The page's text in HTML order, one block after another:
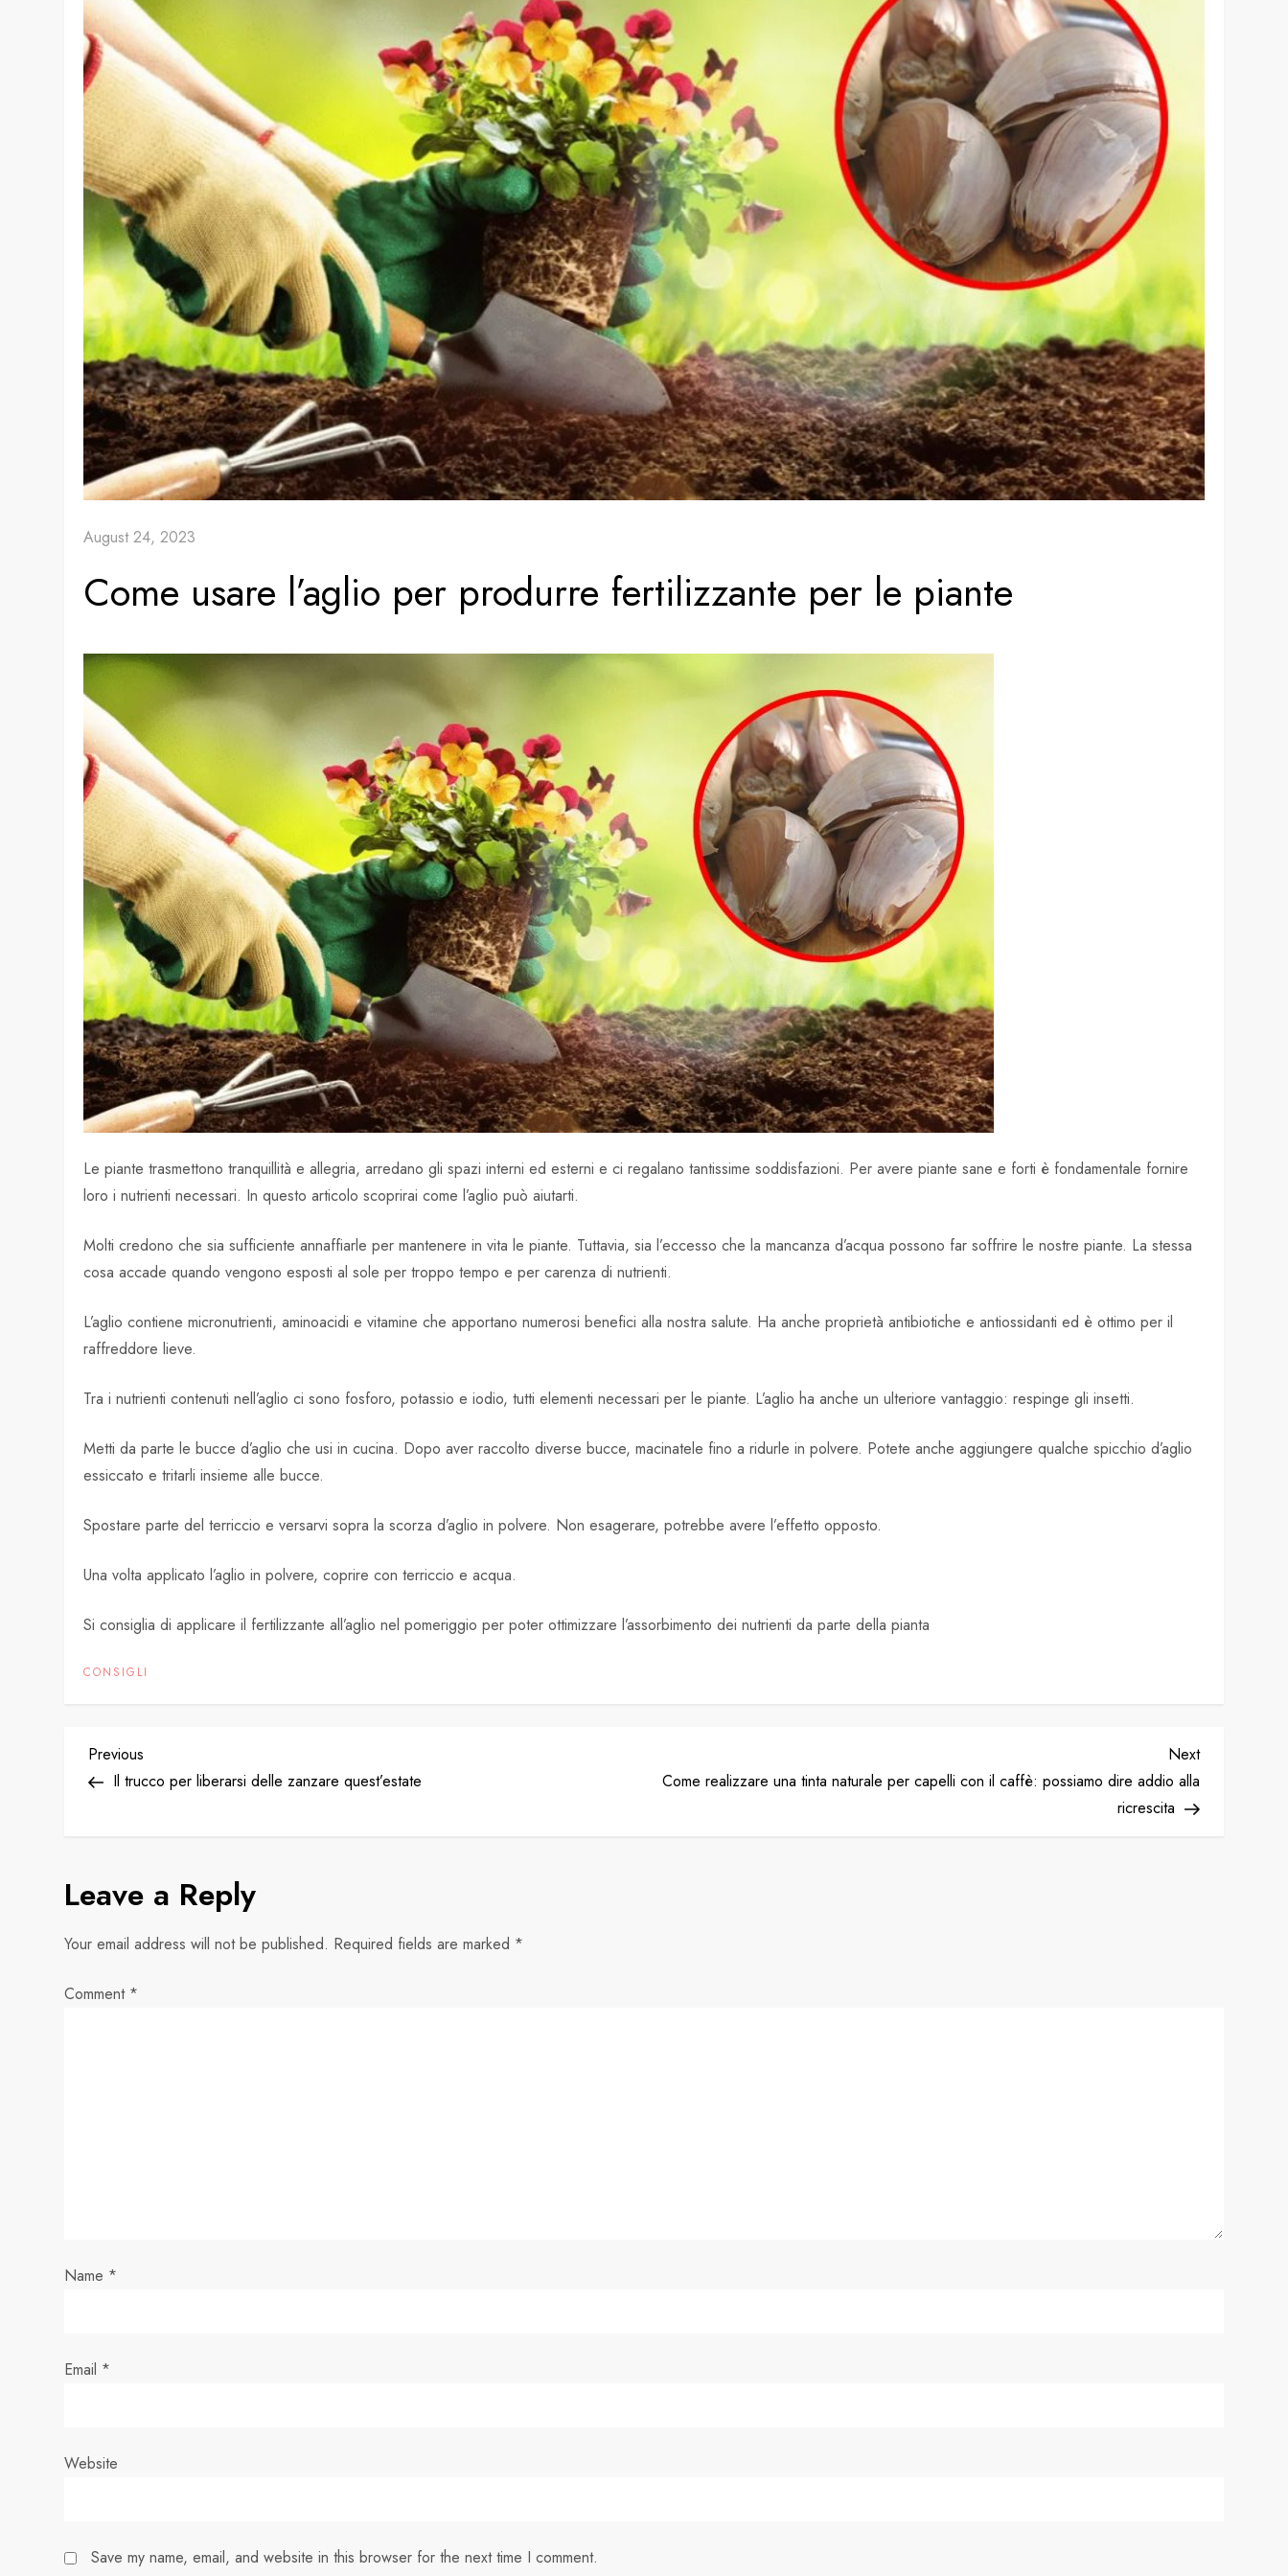
August 24, 2023
Come usare l’aglio per produrre fertilizzante per le piante
Le piante trasmettono tranquillità e allegria, arredano gli spazi interni ed esterni e ci regalano tantissime soddisfazioni. Per avere piante sane e forti è fondamentale fornire
loro i nutrienti necessari. In questo articolo scoprirai come l’aglio può aiutarti.
Molti credono che sia sufficiente annaffiarle per mantenere in vita le piante. Tuttavia, sia l’eccesso che la mancanza d’acqua possono far soffrire le nostre piante. La stessa
cosa accade quando vengono esposti al sole per troppo tempo e per carenza di nutrienti.
L’aglio contiene micronutrienti, aminoacidi e vitamine che apportano numerosi benefici alla nostra salute. Ha anche proprietà antibiotiche e antiossidanti ed è ottimo per il
raffreddore lieve.
Tra i nutrienti contenuti nell’aglio ci sono fosforo, potassio e iodio, tutti elementi necessari per le piante. L’aglio ha anche un ulteriore vantaggio: respinge gli insetti.
Metti da parte le bucce d’aglio che usi in cucina. Dopo aver raccolto diverse bucce, macinatele fino a ridurle in polvere. Potete anche aggiungere qualche spicchio d’aglio
essiccato e tritarli insieme alle bucce.
Spostare parte del terriccio e versarvi sopra la scorza d’aglio in polvere. Non esagerare, potrebbe avere l’effetto opposto.
Una volta applicato l’aglio in polvere, coprire con terriccio e acqua.
Si consiglia di applicare il fertilizzante all’aglio nel pomeriggio per poter ottimizzare l’assorbimento dei nutrienti da parte della pianta
CONSIGLI
P
t
n
a
Previous
Post
Previous
Il trucco per liberarsi delle zanzare quest’estate
Next
Post
Next
Come realizzare una tinta naturale per capelli con il caffè: possiamo dire addio alla
ricrescita
Leave a Reply
Your email address will not be published. Required fields are marked *
Comment *
Name *
Email *
Website
Save my name, email, and website in this browser for the next time I comment.